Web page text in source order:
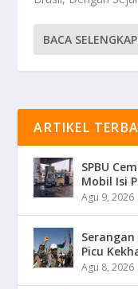
BACA
ARTIKEL
SPBU
Mobil Isi
Agu 9, 2026
Picu
Agu 8, 2026